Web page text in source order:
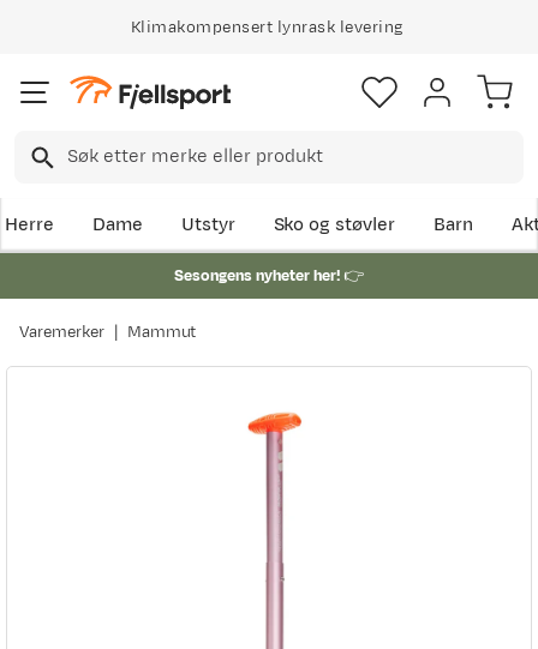
Klimakompensert lynrask levering
Herre Dame Utstyr Sko og støvler Barn
Sesongens nyheter her!👉
Varemerker Mammut